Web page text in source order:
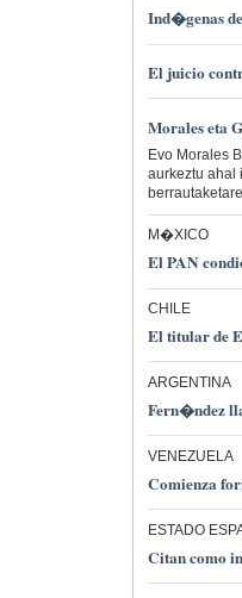
Ind�genas
El juicio
Morales eta
Evo Morales
aurkeztu ahal
M�XICO
El PAN
CHILE
El titular de
ARGENTINA
Fern�ndez
VENEZUELA
Comienza
ESTADO
Citan como